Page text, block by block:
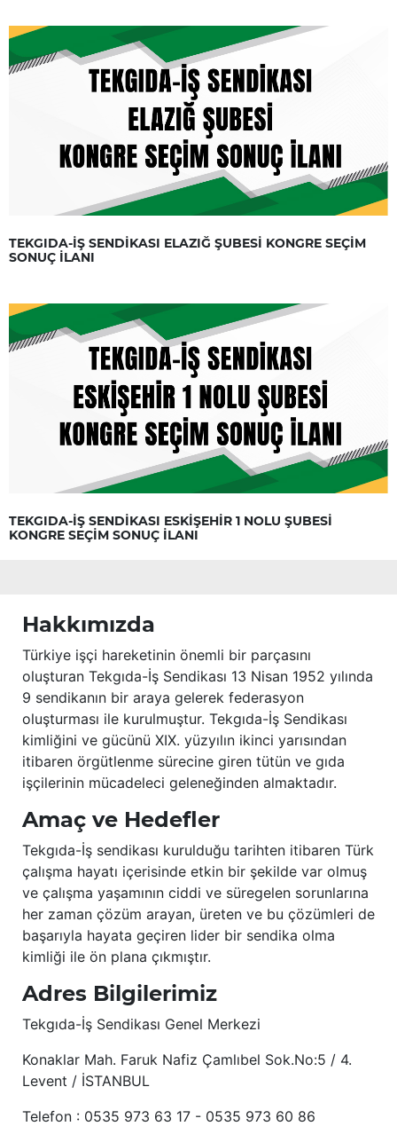
TEKGIDA-İŞ SENDİKASI ELAZIĞ ŞUBESİ KONGRE SEÇİM
SONUÇ İLANI
TEKGIDA-İŞ SENDİKASI ESKİŞEHİR 1 NOLU ŞUBESİ
KONGRE SEÇİM SONUÇ İLANI
Hakkımızda
Türkiye işçi hareketinin önemli bir parçasını
oluşturan Tekgıda-İş Sendikası 13 Nisan 1952 yılında
9 sendikanın bir araya gelerek federasyon
oluşturması ile kurulmuştur. Tekgıda-İş Sendikası
kimliğini ve gücünü XIX. yüzyılın ikinci yarısından
itibaren örgütlenme sürecine giren tütün ve gıda
işçilerinin mücadeleci geleneğinden almaktadır.
Amaç ve Hedefler
Tekgıda-İş sendikası kurulduğu tarihten itibaren Türk
çalışma hayatı içerisinde etkin bir şekilde var olmuş
ve çalışma yaşamının ciddi ve süregelen sorunlarına
her zaman çözüm arayan, üreten ve bu çözümleri de
başarıyla hayata geçiren lider bir sendika olma
kimliği ile ön plana çıkmıştır.
Adres Bilgilerimiz
Tekgıda-İş Sendikası Genel Merkezi
Konaklar Mah. Faruk Nafiz Çamlıbel Sok.No:5 / 4.
Levent / İSTANBUL
Telefon : 0535 973 63 17 - 0535 973 60 86